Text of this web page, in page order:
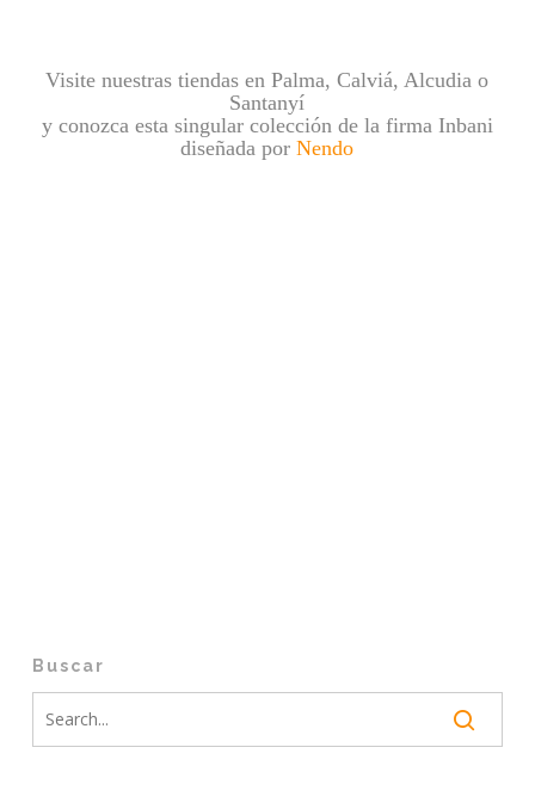
Visite nuestras tiendas en Palma, Calviá, Alcudia o
Santanyí
y conozca esta singular colección de la firma Inbani
diseñada porNendo
Buscar